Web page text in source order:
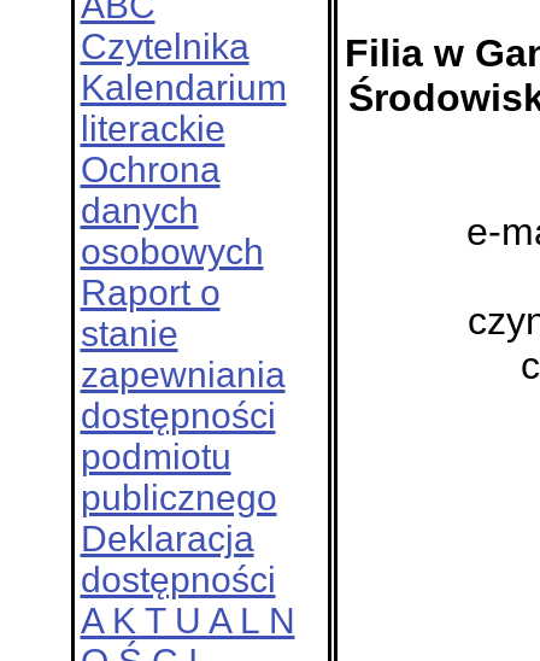
Czytelnika
Kalendarium
literackie
Ochrona
danych
osobowych
Raport o
stanie
zapewniania
dostępności
podmiotu
publicznego
Deklaracja
dostępności
A K T U A L N
Filia w
e-